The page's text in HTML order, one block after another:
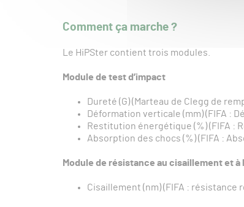
Comment ça marche ?
Le HiPSter contient trois modules.
Module de test d’impact
Dureté (G) (Marteau de Clegg de
Déformation verticale (mm) (FIFA :
Restitution énergétique (%) (FIFA :
Absorption des chocs (%) (FIFA :
Module de résistance au cisaillement et à
Cisaillement (nm) (FIFA : résistance